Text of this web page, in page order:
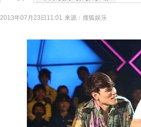
2013年07月23日11:01 来源： 搜狐娱乐